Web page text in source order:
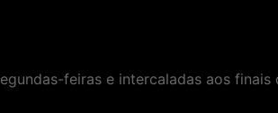
feiras e intercaladas aos finais